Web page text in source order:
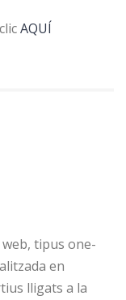
AQUÍ
tipus one-
en
lligats a la